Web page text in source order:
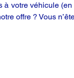
à votre véhicule
offre ? Vous